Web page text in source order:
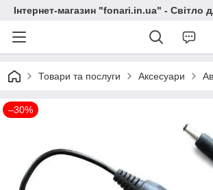
Інтернет-магазин "fonari.in.ua" - Світло
Товари та послуги Аксесуари
–30%